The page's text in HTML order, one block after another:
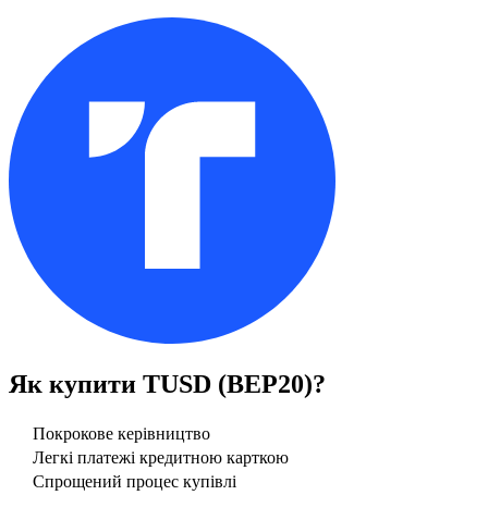
Як купити TUSD (BEP20)?
Покрокове керівництво
Легкі платежі кредитною карткою
Спрощений процес купівлі